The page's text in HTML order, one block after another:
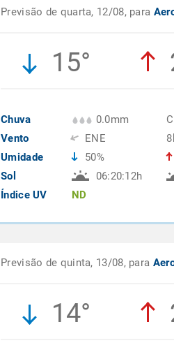
Previsão de quarta, 12/08, para
15°
Chuva
Vento
Umidade
Sol
Índice UV
0.0mm
ENE
50%
06:20:12h
ND
Previsão de quinta, 13/08, para
14°